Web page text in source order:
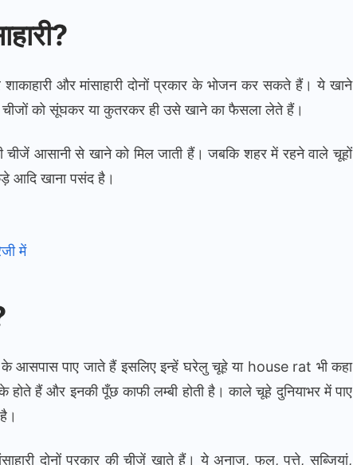
शाकाहारी और मांसाहारी दोनों प्रकार के भोजन कर सकते हैं। ये खाने
को सूंघकर या कुतरकर ही उसे खाने का फैसला लेते हैं।
चीजें आसानी से खाने को मिल जाती हैं। जबकि शहर में रहने वाले चूहों
आदि खाना पसंद है।
में
पाए जाते हैं इसलिए इन्हें घरेलु चूहे या house rat भी कहा
हैं और इनकी पूँछ काफी लम्बी होती है। काले चूहे दुनियाभर में पाए
दोनों प्रकार की चीजें खाते हैं। ये अनाज, फल, पत्ते, सब्जियां,